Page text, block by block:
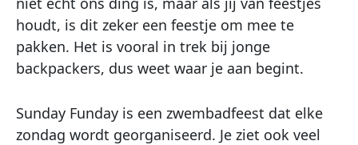
houdt, is dit zeker een feestje om mee te
pakken. Het is vooral in trek bij jonge
backpackers, dus weet waar je aan begint.
Sunday Funday is een zwembadfeest dat elke
zondag wordt georganiseerd. Je ziet ook veel